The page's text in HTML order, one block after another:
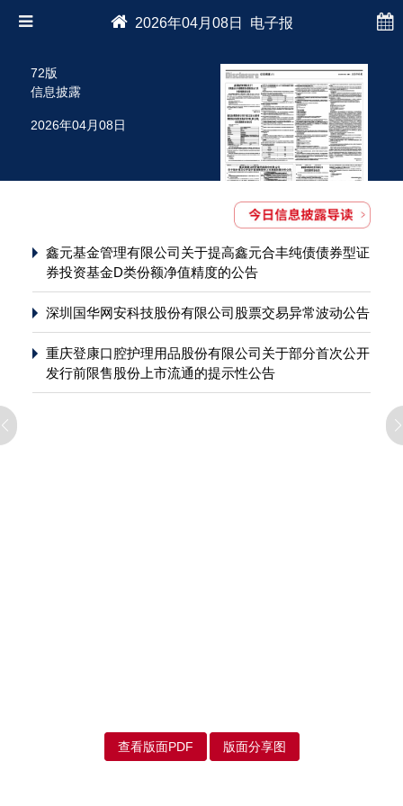
2026年04月08日 电子报
72版
信息披露
2026年04月08日
鑫元基金管理有限公司关于提高鑫元合丰纯债债券型证
券投资基金D类份额净值精度的公告
深圳国华网安科技股份有限公司股票交易异常波动公告
重庆登康口腔护理用品股份有限公司关于部分首次公开
发行前限售股份上市流通的提示性公告
查看版面PDF 版面分享图